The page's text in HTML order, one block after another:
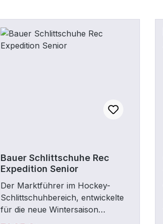
Bauer Schlittschuhe Rec
Expedition Senior
Der Marktführer im Hockey-
Schlittschuhbereich, entwickelte
für die neue Wintersaison
HW2021 zwei komplett neue